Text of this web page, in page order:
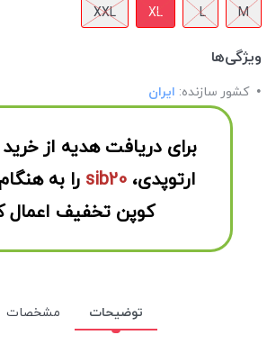
M
L
XL
XXL
ویژگی‌ها
کشور سازنده: ایران
برای دریافت هدیه از
ارتوپدی، sib20 را به
کوپن تخفیف اعمال
توضیحات
مشخصات